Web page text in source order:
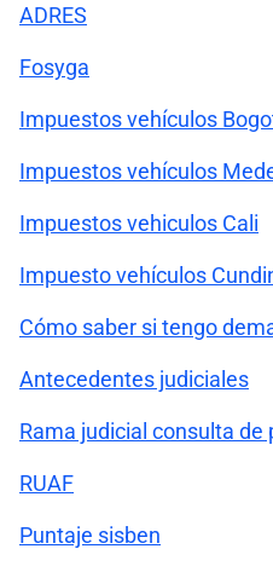
ADRES
Fosyga
Impuestos vehículos
Impuestos vehículos
Impuestos vehiculos Cali
Impuesto vehículos
Cómo saber si tengo
Antecedentes judiciales
Rama judicial consulta de
RUAF
Puntaje sisben